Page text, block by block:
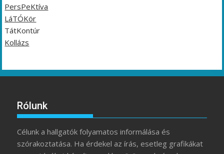
PersPeKtíva
LáTÓKör
TátKontúr
Kollázs
Rólunk
Célunk a hallgatók folyamatos informálása és
szórakoztatása. Ha érdekel az írás, esetleg grafikákat